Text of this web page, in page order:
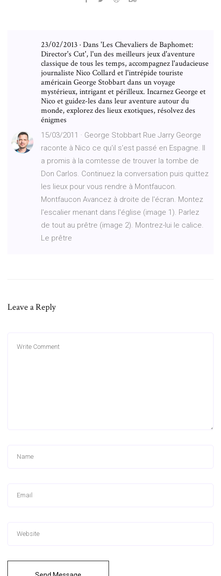
23/02/2013 · Dans 'Les Chevaliers de Baphomet:
Director's Cut', l'un des meilleurs jeux d'aventure
classique de tous les temps, accompagnez l'audacieuse
journaliste Nico Collard et l'intrépide touriste
américain George Stobbart dans un voyage
mystérieux, intrigant et périlleux. Incarnez George et
Nico et guidez-les dans leur aventure autour du
monde, explorez des lieux exotiques, résolvez des
énigmes
15/03/2011 · George Stobbart Rue Jarry George
raconte à Nico ce qu'il s'est passé en Espagne. Il
a promis à la comtesse de trouver la tombe de
Don Carlos. Continuez la conversation puis quittez
les lieux pour vous rendre à Montfaucon.
Montfaucon Avancez à droite de l'écran. Montez
l'escalier menant dans l'église (image 1). Parlez
de tout au prêtre (image 2). Montrez-lui le calice.
Le prêtre
Leave a Reply